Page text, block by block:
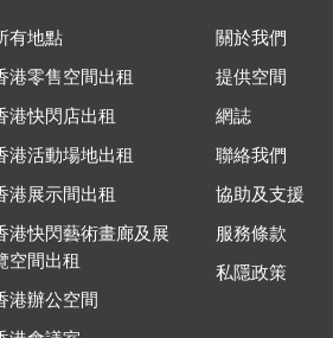
有地點
港零售空間出租
港快閃店出租
港活動場地出租
港展示間出租
港快閃藝術畫廊及展
空間出租
港辦公空間
關於我們
提供空間
網誌
聯絡我們
協助及支援
服務條款
私隱政策